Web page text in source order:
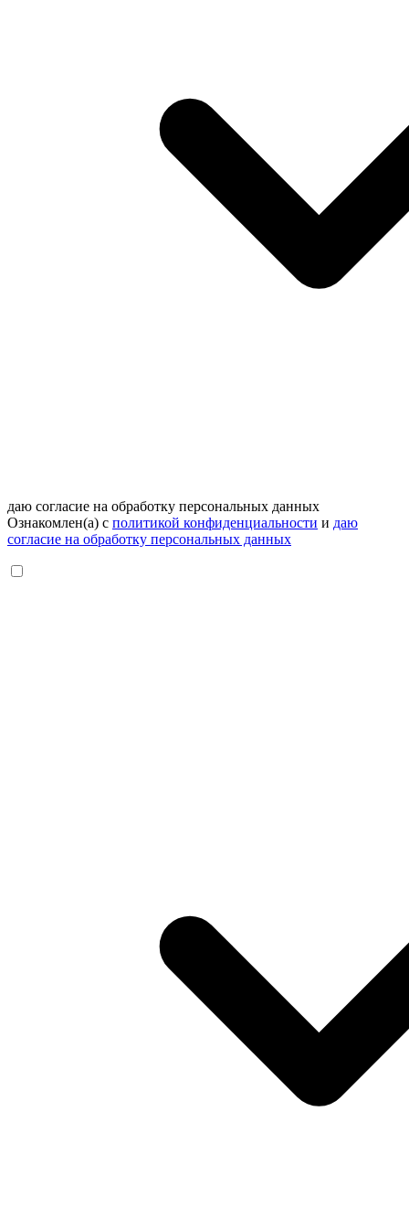
даю согласие на обработку персональных данных
Ознакомлен(а) с политикой конфиденциальности и даю
согласие на обработку персональных данных